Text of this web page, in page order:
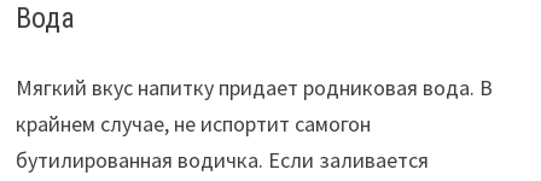
Вода
Мягкий вкус напитку придает родниковая вода. В
крайнем случае, не испортит самогон
бутилированная водичка. Если заливается